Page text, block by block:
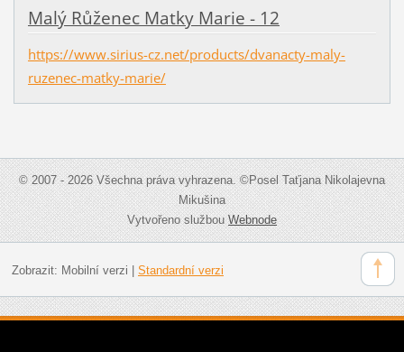
Malý Růženec Matky Marie - 12
https://www.sirius-cz.net/products/dvanacty-maly-
ruzenec-matky-marie/
© 2007 - 2026 Všechna práva vyhrazena. ©Posel Taťjana Nikolajevna
Mikušina
Vytvořeno službouWebnode
Zobrazit: Mobilní verzi | Standardní verzi